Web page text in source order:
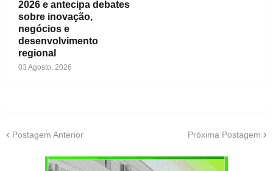
2026 e antecipa debates
sobre inovação,
negócios e
desenvolvimento
regional
03 Agosto, 2026
Postagem Anterior Próxima Postagem